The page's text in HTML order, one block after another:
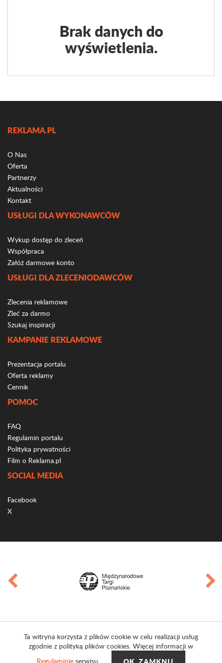
Brak danych do
wyświetlenia.
REKLAMA.PL
O Nas
Oferta
Partnerzy
Aktualności
Kontakt
USŁUGI DLA WYKONAWCÓW
Wykup dostęp do zleceń
Współpraca
Załóż darmowe konto
USŁUGI DLA ZLECENIODAWCÓW
Zlecenia reklamowe
Zleć za darmo
Szukaj inspiracji
KAMPANIE REKLAMOWE
Prezentacja portalu
Oferta reklamy
Cennik
POMOC
FAQ
Regulamin portalu
Polityka prywatności
Film o Reklama.pl
SOCIAL MEDIA
Facebook
X
Ta witryna korzysta z plików cookie w celu realizacji usług
zgodnie z polityką plików cookies. Więcej informacji w
Regulaminie serwisu.